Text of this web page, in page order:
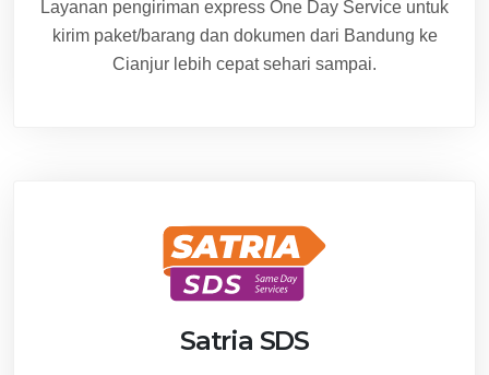
Layanan pengiriman express One Day Service untuk
kirim paket/barang dan dokumen dari Bandung ke
Cianjur lebih cepat sehari sampai.
Satria SDS